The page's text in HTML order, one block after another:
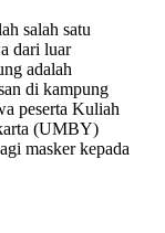
salah satu
dari luar
adalah
di kampung
peserta Kuliah
(UMBY)
masker kepada